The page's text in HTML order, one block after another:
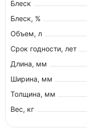
Блеск
Блеск, %
Объем, л
Срок годности, лет
Длина, мм
Ширина, мм
Толщина, мм
Вес, кг